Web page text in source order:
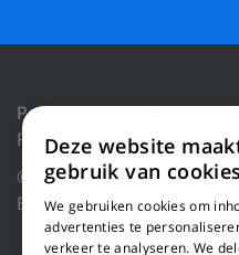
Politique de confidentialité
Réinitialiser les cookies
© 2018 WILLEMS BALING
Blue Dragon Digital
Deze website
gebruik van
We gebruiken cookies om
advertenties te
verkeer te analyseren. We